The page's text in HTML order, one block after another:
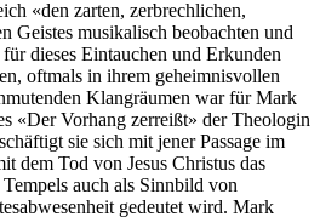
«den zarten, zerbrechlichen,
Geistes musikalisch beobachten und
dieses Eintauchen und Erkunden
oftmals in ihrem geheimnisvollen
Klangräumen war für Mark
«Der Vorhang zerreißt» der Theologin
sie sich mit jener Passage im
dem Tod von Jesus Christus das
auch als Sinnbild von
gedeutet wird. Mark